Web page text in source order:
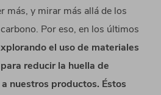
más, y mirar más allá de los
Por eso, en los últimos
el uso de materiales
reducir la huella de
nuestros productos. Éstos